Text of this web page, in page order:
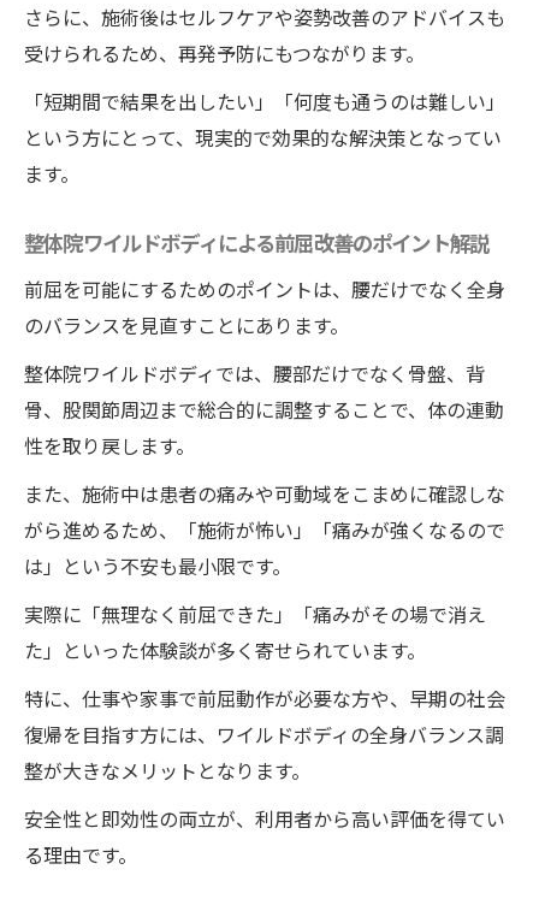
さらに、施術後はセルフケアや姿勢改善のアドバイスも
受けられるため、再発予防にもつながります。
「短期間で結果を出したい」「何度も通うのは難しい」
という方にとって、現実的で効果的な解決策となってい
ます。
整体院ワイルドボディによる前屈改善のポイント解説
前屈を可能にするためのポイントは、腰だけでなく全身
のバランスを見直すことにあります。
整体院ワイルドボディでは、腰部だけでなく骨盤、背
骨、股関節周辺まで総合的に調整することで、体の連動
性を取り戻します。
また、施術中は患者の痛みや可動域をこまめに確認しな
がら進めるため、「施術が怖い」「痛みが強くなるので
は」という不安も最小限です。
実際に「無理なく前屈できた」「痛みがその場で消え
た」といった体験談が多く寄せられています。
特に、仕事や家事で前屈動作が必要な方や、早期の社会
復帰を目指す方には、ワイルドボディの全身バランス調
整が大きなメリットとなります。
安全性と即効性の両立が、利用者から高い評価を得てい
る理由です。